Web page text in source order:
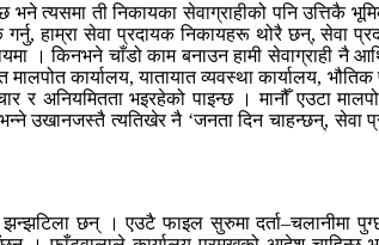
छ भने त्यसमा ती निकायका सेवाग्राहीको पनि
हाम्रा सेवा प्रदायक निकायहरू थोरै छन्, सेवा
। किनभने चाँडो काम बनाउन हामी सेवाग्राही
कार्यालय, यातायात व्यवस्था कार्यालय,
र अनियमितता भइरहेको पाइन्छ । मानौँ एउटा
उखानजस्तै त्यतिखेर नै ‘जनता दिन चाहन्छन्, सेवा
छन् । एउटै फाइल सुरुमा दर्ता–चलानीमा